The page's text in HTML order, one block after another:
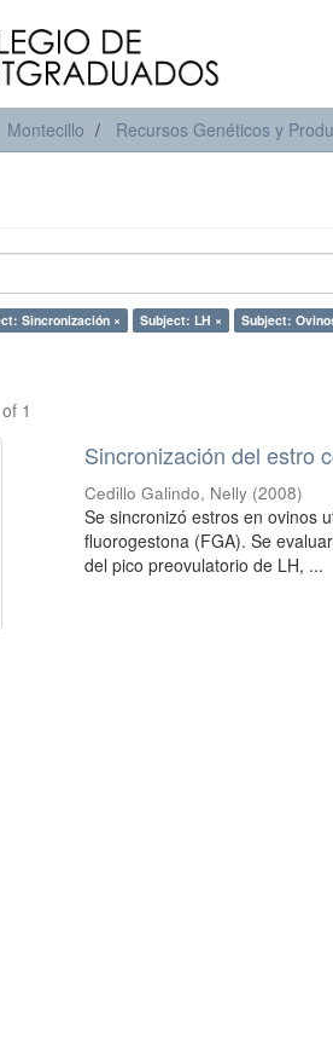
Montecillo Recursos Genéticos y
Sincronización × Subject: LH × Subject:
1
Sincronización del estro
Cedillo Galindo, Nelly (2008)
Se sincronizó estros en ovinos
fluorogestona (FGA). Se
del pico preovulatorio de LH, ...